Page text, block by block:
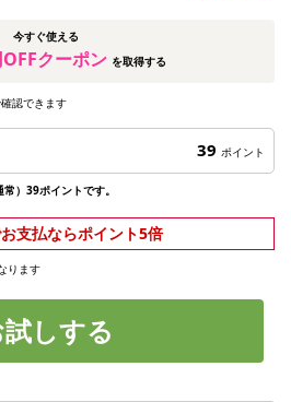
今すぐ使える
クーポン を取得する
認できます
39 ポイント
）39ポイントです。
支払ならポイント5倍
ります
しする